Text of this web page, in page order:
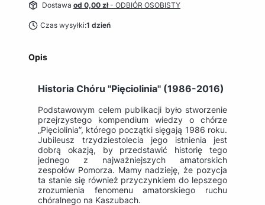
Dostawa od 0,00 zł- ODBIÓR OSOBISTY
Czas wysyłki:1 dzień
Opis
Historia Chóru "Pięciolinia" (1986-2016)
Podstawowym celem publikacji było stworzenie
przejrzystego kompendium wiedzy o chórze
„Pięciolinia”, którego początki sięgają 1986 roku.
Jubileusz trzydziestolecia jego istnienia jest
dobrą okazją, by przedstawić historię tego
jednego z najważniejszych amatorskich
zespołów Pomorza. Mamy nadzieję, że pozycja
ta stanie się również przyczynkiem do lepszego
zrozumienia fenomenu amatorskiego ruchu
chóralnego na Kaszubach.